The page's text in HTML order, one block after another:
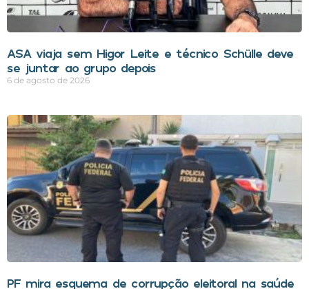
ASA viaja sem Higor Leite e técnico Schülle deve
se juntar ao grupo depois
6 de agosto de 2026
PF mira esquema de corrupção eleitoral na saúde